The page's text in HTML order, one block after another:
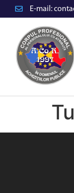
E-mail: